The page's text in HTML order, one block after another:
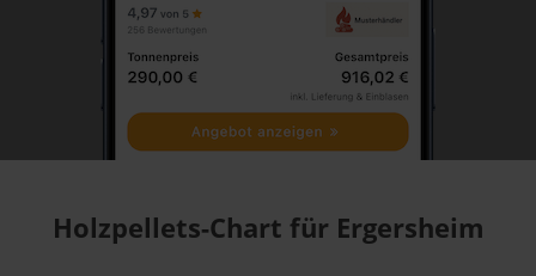
Holzpellets-Chart für Ergersheim